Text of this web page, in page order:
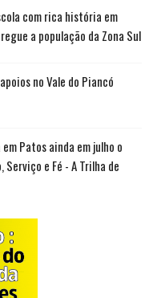
com rica história em
a população da Zona Sul
no Vale do Piancó
Patos ainda em julho o
e Fé - A Trilha de